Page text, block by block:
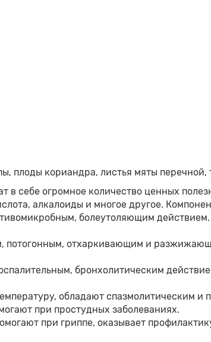
плоды кориандра, листья мяты перечной,
себе огромное количество ценных
алкалоиды и многое другое.
болеутоляющим
потогонным, отхаркивающим и
бронхолитическим
обладают спазмолитическим и
при простудных заболеваниях.
при гриппе, оказывает